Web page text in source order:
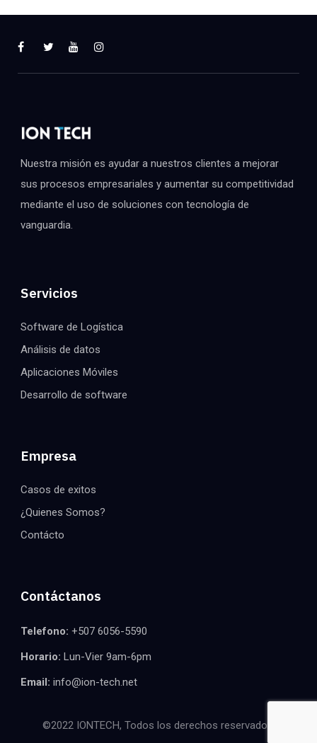
Nuestra misión es ayudar a nuestros clientes a mejorar
sus procesos empresariales y aumentar su competitividad
mediante el uso de soluciones con tecnología de
vanguardia.
Servicios
Software de Logística
Análisis de datos
Aplicaciones Móviles
Desarrollo de software
Empresa
Casos de exitos
¿Quienes Somos?
Contácto
Contáctanos
Telefono: +507 6056-5590
Horario: Lun-Vier 9am-6pm
Email: info@ion-tech.net
©2022 IONTECH, Todos los derechos reservados.